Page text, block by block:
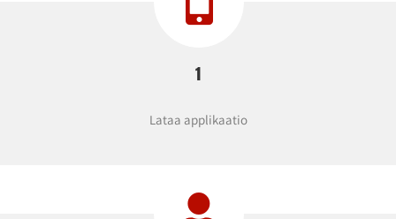
1
Lataa applikaatio